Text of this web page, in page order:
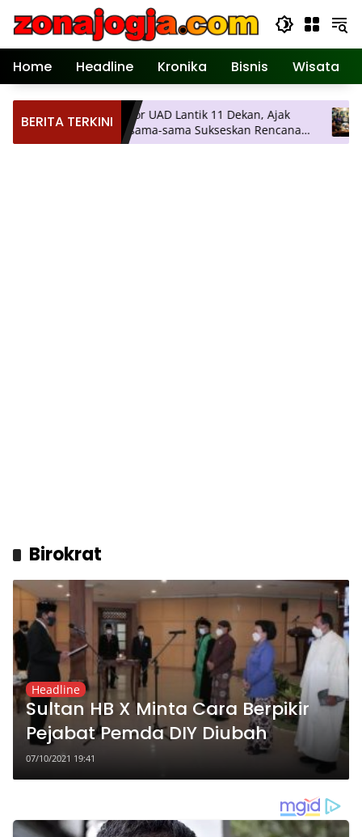
Home Headline Kronika Bisnis Wisata
BERITA TERKINIRektor UAD Lantik 11 Dekan, Ajak
Bersama-sama Sukseskan Rencana
Strategis Universitas
Birokrat
Headline
Sultan HB X Minta Cara Berpikir
Pejabat Pemda DIY Diubah
07/10/2021 19:41